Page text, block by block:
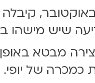
שנכתבה זמן
שיש מישהו
מבטא באופן
כמכרה של יופי.